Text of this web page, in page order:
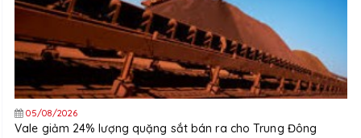
05/08/2026
Vale giảm 24% lượng quặng sắt bán ra cho Trung Đông